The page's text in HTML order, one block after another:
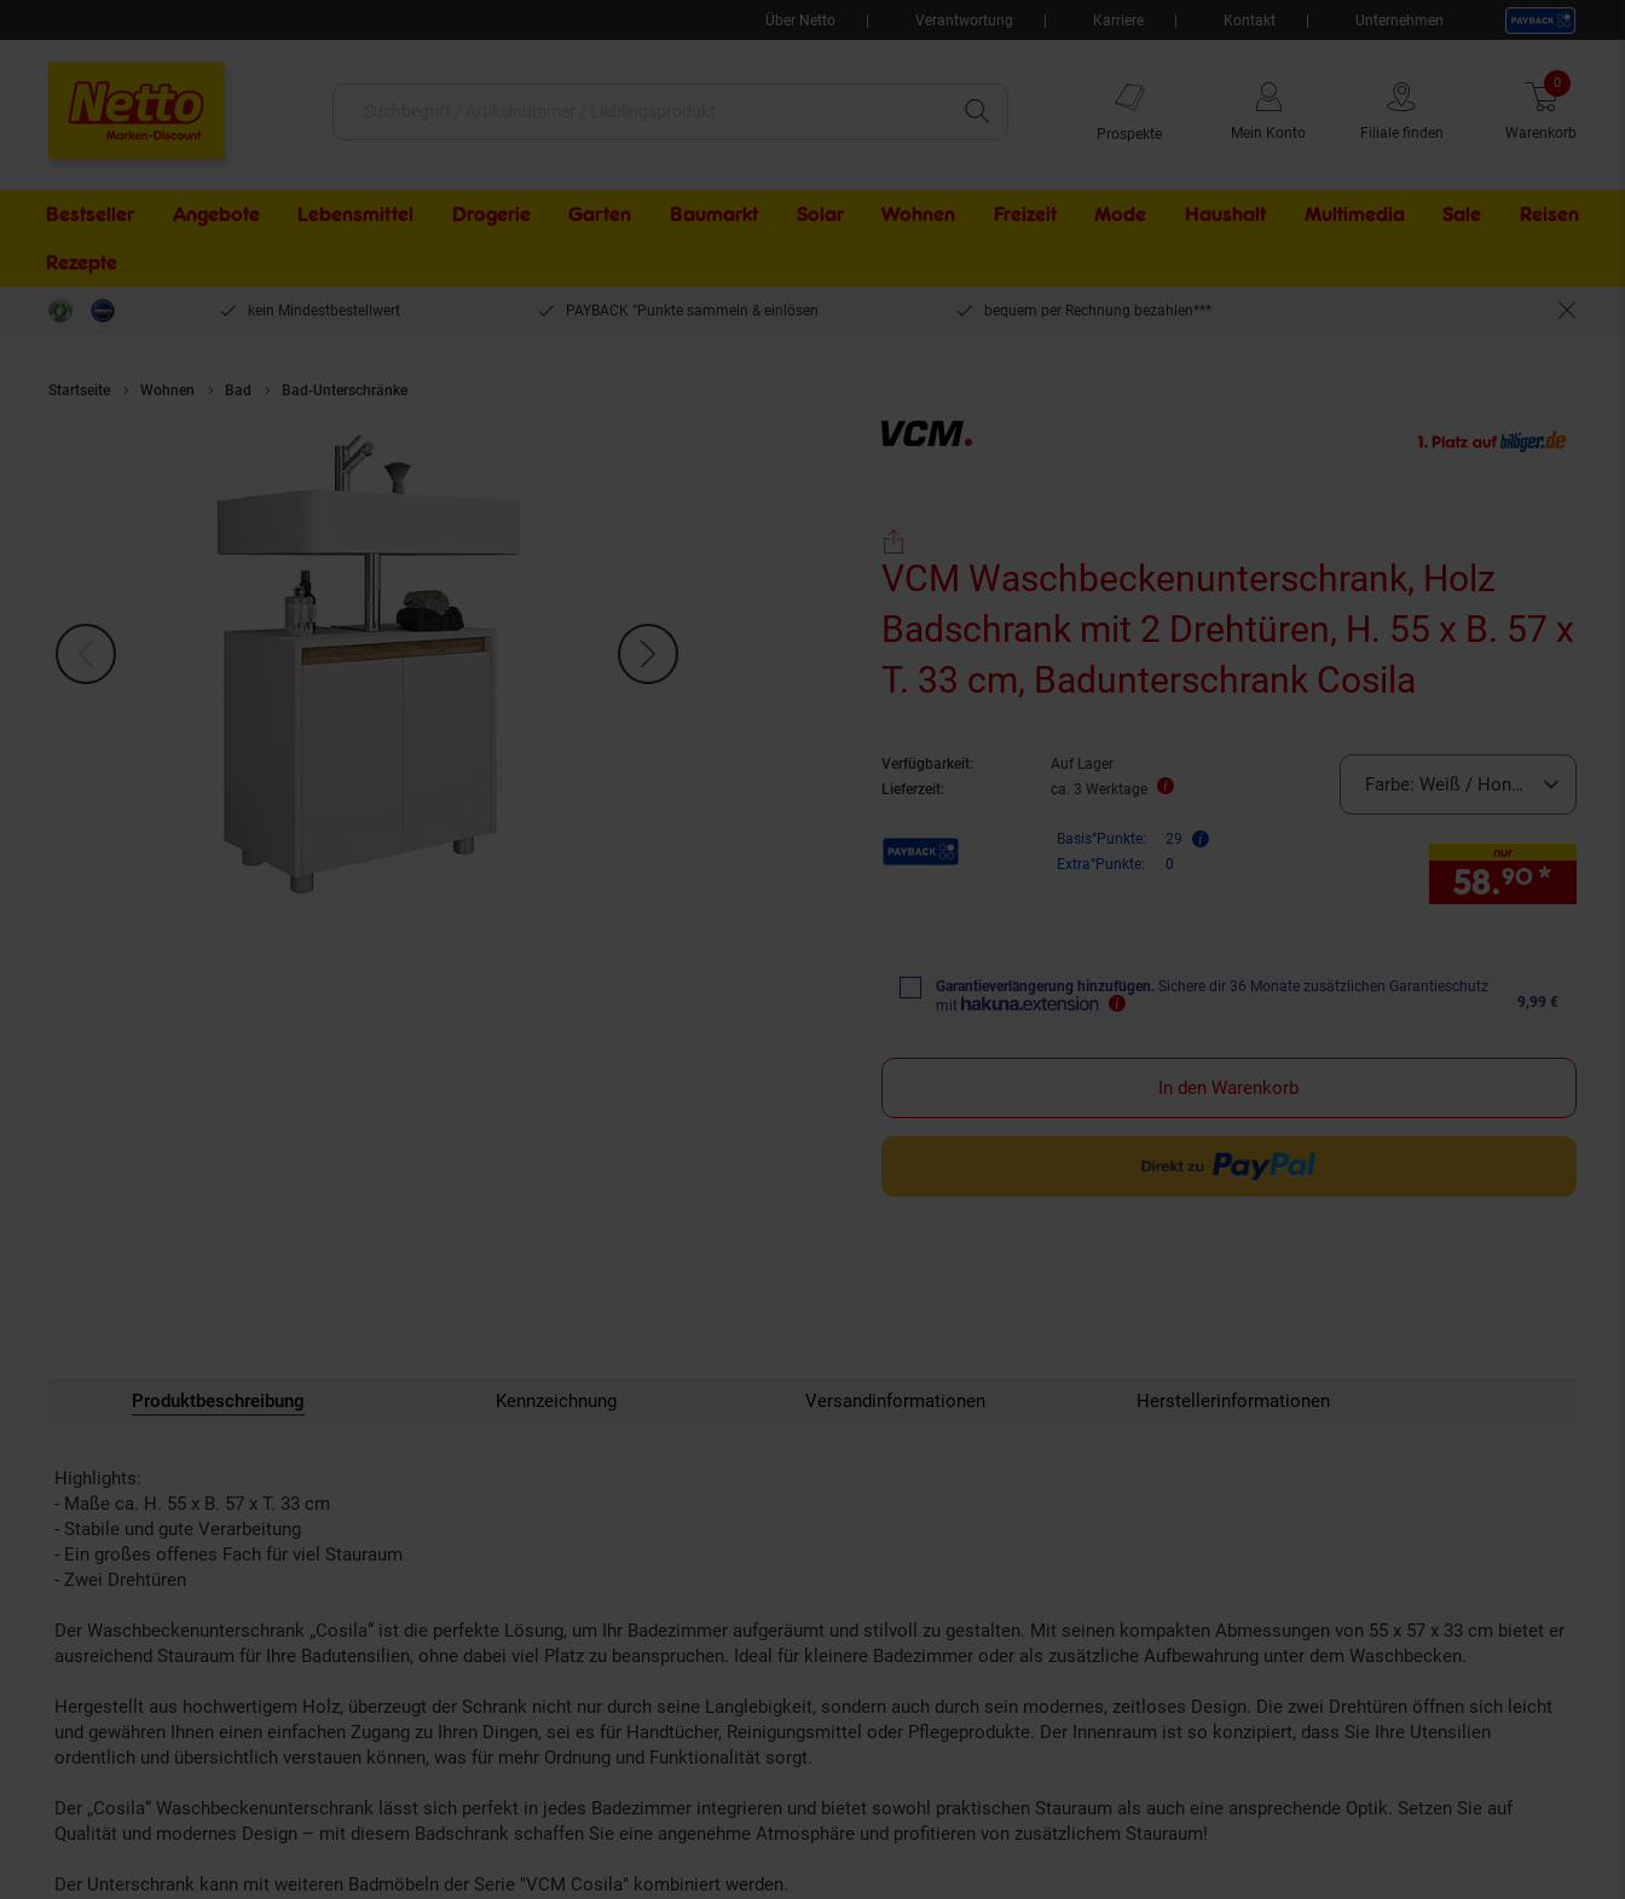
Über Netto Verantwortung Karriere Kontakt Unternehmen
Prospekte Mein Konto Filiale finden Warenkorb
0 Artikel
Bestseller Angebote Lebensmittel Drogerie Garten Baumarkt Solar Wohnen Freizeit Mode Haushalt Multimedia Sale Externer
Reisen
Rezepte
kein Mindestbestellwert PAYBACK °Punkte sammeln & einlösen bequem per Rechnung bezahlen***
Startseite Wohnen Bad Bad-Unterschränke
VCM Waschbeckenunterschrank, Holz
Badschrank mit 2 Drehtüren, H. 55 x B. 57 x
T. 33 cm, Badunterschrank Cosila
Verfügbarkeit:
Auf Lager
Lieferzeit:
ca. 3 Werktage
Payback Punkte Basis°Punkte:
29
Extra°Punkte:
0
Farbe: Weiß / Honig-Eiche
nur
58.90 *
Garantieverlängerung hinzufügen. Sichere dir 36 Monate zusätzlichen Garantieschutz
mit
9,99 €
In den Warenkorb
Produktbeschreibung Kennzeichnung Versandinformationen Herstellerinformationen
Highlights:
- Maße ca. H. 55 x B. 57 x T. 33 cm
- Stabile und gute Verarbeitung
- Ein großes offenes Fach für viel Stauraum
- Zwei Drehtüren
Der Waschbeckenunterschrank „Cosila“ ist die perfekte Lösung, um Ihr Badezimmer aufgeräumt und stilvoll zu gestalten. Mit seinen kompakten Abmessungen von 55 x 57 x 33 cm bietet er
ausreichend Stauraum für Ihre Badutensilien, ohne dabei viel Platz zu beanspruchen. Ideal für kleinere Badezimmer oder als zusätzliche Aufbewahrung unter dem Waschbecken.
Hergestellt aus hochwertigem Holz, überzeugt der Schrank nicht nur durch seine Langlebigkeit, sondern auch durch sein modernes, zeitloses Design. Die zwei Drehtüren öffnen sich leicht
und gewähren Ihnen einen einfachen Zugang zu Ihren Dingen, sei es für Handtücher, Reinigungsmittel oder Pflegeprodukte. Der Innenraum ist so konzipiert, dass Sie Ihre Utensilien
ordentlich und übersichtlich verstauen können, was für mehr Ordnung und Funktionalität sorgt.
Der „Cosila“ Waschbeckenunterschrank lässt sich perfekt in jedes Badezimmer integrieren und bietet sowohl praktischen Stauraum als auch eine ansprechende Optik. Setzen Sie auf
Qualität und modernes Design – mit diesem Badschrank schaffen Sie eine angenehme Atmosphäre und profitieren von zusätzlichem Stauraum!
Der Unterschrank kann mit weiteren Badmöbeln der Serie "VCM Cosila" kombiniert werden.